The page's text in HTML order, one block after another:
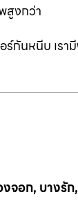
สูงกว่า
อร์กันหนีบ เรา
จอก, บางรัก